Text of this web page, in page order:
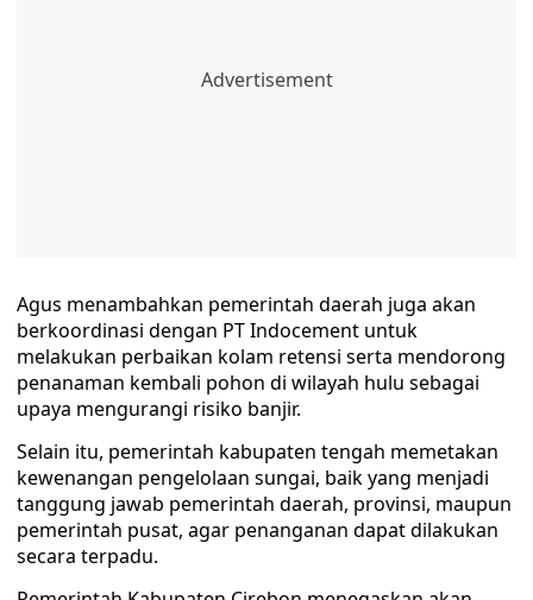
Agus menambahkan pemerintah daerah juga akan
berkoordinasi dengan PT Indocement untuk
melakukan perbaikan kolam retensi serta mendorong
penanaman kembali pohon di wilayah hulu sebagai
upaya mengurangi risiko banjir.
Selain itu, pemerintah kabupaten tengah memetakan
kewenangan pengelolaan sungai, baik yang menjadi
tanggung jawab pemerintah daerah, provinsi, maupun
pemerintah pusat, agar penanganan dapat dilakukan
secara terpadu.